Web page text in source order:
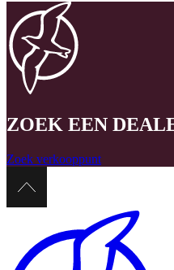
ZOEK EEN
Zoek verkooppunt